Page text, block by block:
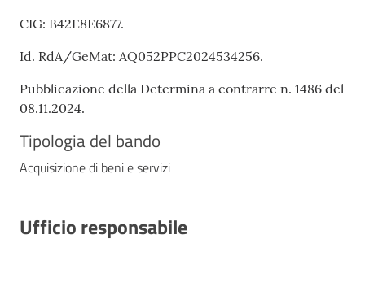
CIG: B42E8E6877.
Id. RdA/GeMat: AQ052PPC2024534256.
Pubblicazione della Determina a contrarre n. 1486 del
08.11.2024.
Tipologia del bando
Acquisizione di beni e servizi
Ufficio responsabile